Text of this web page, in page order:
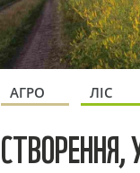
АГРО ЛІС
СТВОРЕННЯ,